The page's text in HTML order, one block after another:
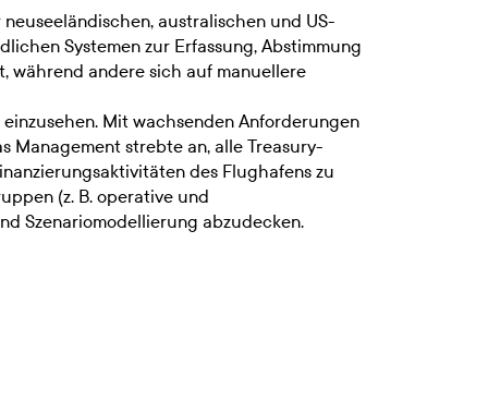
australischen und US-
Systemen zur Erfassung, Abstimmung
während andere sich auf manuellere
Mit wachsenden Anforderungen
Management strebte an, alle Treasury-
des Flughafens zu
(z. B. operative und
Szenariomodellierung abzudecken.